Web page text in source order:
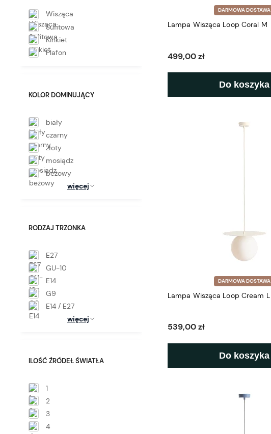
Wisząca
Sufitowa
Kinkiet
Plafon
KOLOR DOMINUJĄCY
biały
czarny
złoty
mosiądz
beżowy
więcej
RODZAJ TRZONKA
E27
GU-10
E14
G9
E14 / E27
więcej
ILOŚĆ ŹRÓDEŁ ŚWIATŁA
1
2
3
4
DARMOWA DOSTAWA
Lampa Wisząca Loop Coral M
499,00 zł
Do koszyka
DARMOWA DOSTAWA
Lampa Wisząca Loop Cream L
539,00 zł
Do koszyka